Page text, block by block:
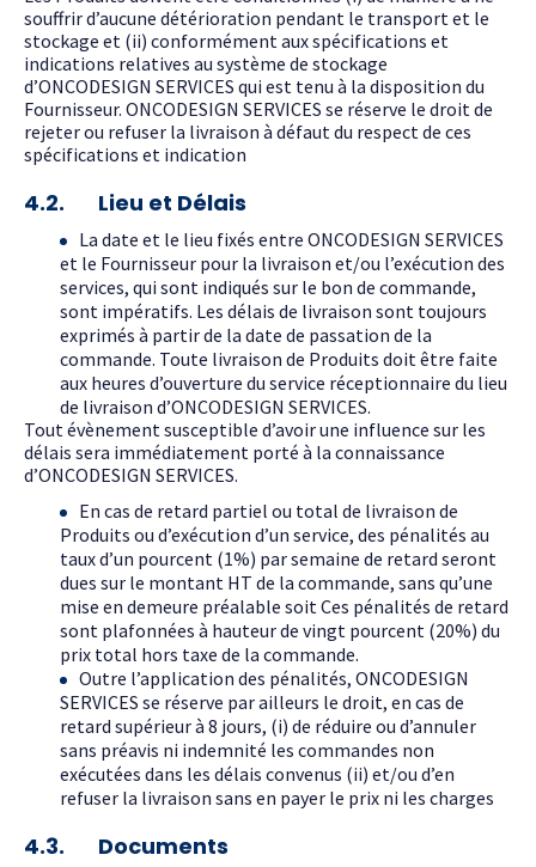
souffrir d’aucune détérioration pendant le transport et le
stockage et (ii) conformément aux spécifications et
indications relatives au système de stockage
d’ONCODESIGN SERVICES qui est tenu à la disposition du
Fournisseur. ONCODESIGN SERVICES se réserve le droit de
rejeter ou refuser la livraison à défaut du respect de ces
spécifications et indication
4.2. Lieu et Délais
La date et le lieu fixés entre ONCODESIGN SERVICES
et le Fournisseur pour la livraison et/ou l’exécution des
services, qui sont indiqués sur le bon de commande,
sont impératifs. Les délais de livraison sont toujours
exprimés à partir de la date de passation de la
commande. Toute livraison de Produits doit être faite
aux heures d’ouverture du service réceptionnaire du lieu
de livraison d’ONCODESIGN SERVICES.
Tout évènement susceptible d’avoir une influence sur les
délais sera immédiatement porté à la connaissance
d’ONCODESIGN SERVICES.
En cas de retard partiel ou total de livraison de
Produits ou d’exécution d’un service, des pénalités au
taux d’un pourcent (1%) par semaine de retard seront
dues sur le montant HT de la commande, sans qu’une
mise en demeure préalable soit Ces pénalités de retard
sont plafonnées à hauteur de vingt pourcent (20%) du
prix total hors taxe de la commande.
Outre l’application des pénalités, ONCODESIGN
SERVICES se réserve par ailleurs le droit, en cas de
retard supérieur à 8 jours, (i) de réduire ou d’annuler
sans préavis ni indemnité les commandes non
exécutées dans les délais convenus (ii) et/ou d’en
refuser la livraison sans en payer le prix ni les charges
4.3. Documents